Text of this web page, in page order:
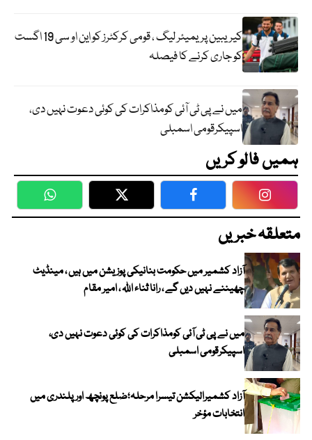
کیریبین پریمیئر لیگ ، قومی کرکٹرز کو این او سی 19 اگست
کو جاری کرنے کا فیصلہ
میں نے پی ٹی آئی کومذاکرات کی کوئی دعوت نہیں دی،
اسپیکرقومی اسمبلی
ہمیں فالو کریں
WhatsApp Twitter Facebook
متعلقہ خبریں
آزاد کشمیر میں حکومت بنانیکی پوزیشن میں ہیں ، مینڈیٹ
چھیننے نہیں دیں گے ، رانا ثناء اللہ ، امیر مقام
میں نے پی ٹی آئی کومذاکرات کی کوئی دعوت نہیں دی،
اسپیکرقومی اسمبلی
آزاد کشمیرالیکشن تیسرا مرحلہ؛ضلع پونچھ اور پلندری میں
انتخابات مؤخر